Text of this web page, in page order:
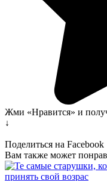
Жми «Нравится» и
↓
Поделиться на Facebook
Вам также может